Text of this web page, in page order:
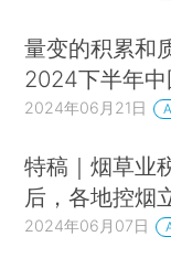
量变的积累和
2024下半年
2024年06月21日
特稿｜烟草业
后，各地控烟
2024年06月07日